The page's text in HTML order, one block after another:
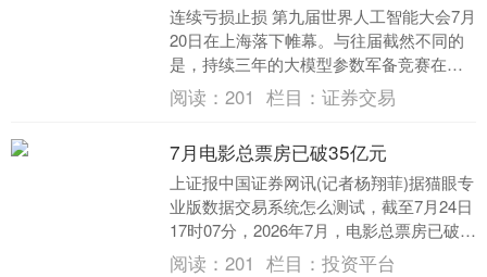
连续亏损止损 第九届世界人工智能大会7月
20日在上海落下帷幕。与往届截然不同的
是，持续三年的大模型参数军备竞赛在今
年彻底熄火。1100家企业、超4000款产
品、....
阅读： 201 栏目： 证券交易
7月电影总票房已破35亿元
上证报中国证券网讯(记者杨翔菲)据猫眼专
业版数据交易系统怎么测试，截至7月24日
17时07分，2026年7月，电影总票房已破
35亿元，《功夫女足》《八仙！》《小....
阅读： 201 栏目： 投资平台